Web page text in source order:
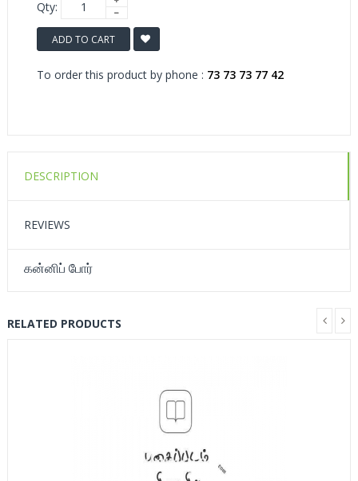
Qty:
ADD TO CART
To order this product by phone : 73 73 73 77 42
DESCRIPTION
REVIEWS
கன்னிப் போர்
RELATED PRODUCTS